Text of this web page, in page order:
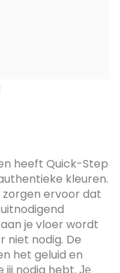
heeft Quick-Step
kleuren.
zorgen ervoor dat
je vloer wordt
niet nodig. De
het geluid en
Je